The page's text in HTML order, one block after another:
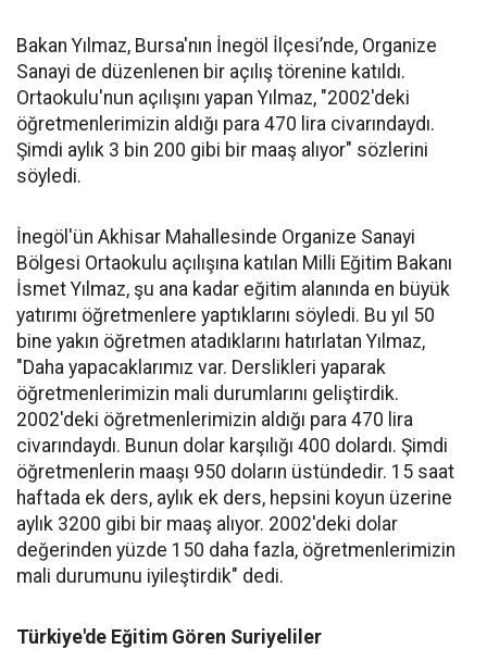
Bakan Yılmaz, Bursa'nın İnegöl İlçesi’nde, Organize
Sanayi de düzenlenen bir açılış törenine katıldı.
Ortaokulu'nun açılışını yapan Yılmaz, "2002'deki
öğretmenlerimizin aldığı para 470 lira civarındaydı.
Şimdi aylık 3 bin 200 gibi bir maaş alıyor" sözlerini
söyledi.
İnegöl'ün Akhisar Mahallesinde Organize Sanayi
Bölgesi Ortaokulu açılışına katılan Milli Eğitim Bakanı
İsmet Yılmaz, şu ana kadar eğitim alanında en büyük
yatırımı öğretmenlere yaptıklarını söyledi. Bu yıl 50
bine yakın öğretmen atadıklarını hatırlatan Yılmaz,
"Daha yapacaklarımız var. Derslikleri yaparak
öğretmenlerimizin mali durumlarını geliştirdik.
2002'deki öğretmenlerimizin aldığı para 470 lira
civarındaydı. Bunun dolar karşılığı 400 dolardı. Şimdi
öğretmenlerin maaşı 950 doların üstündedir. 15 saat
haftada ek ders, aylık ek ders, hepsini koyun üzerine
aylık 3200 gibi bir maaş alıyor. 2002'deki dolar
değerinden yüzde 150 daha fazla, öğretmenlerimizin
mali durumunu iyileştirdik" dedi.
Türkiye'de Eğitim Gören Suriyeliler